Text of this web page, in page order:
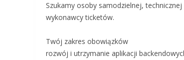
Szukamy osoby samodzielnej,
wykonawcy ticketów.
Twój zakres obowiązków
rozwój i utrzymanie aplikacji